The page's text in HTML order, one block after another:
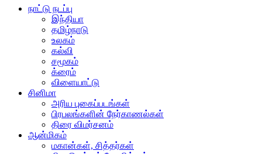
நாட்டு நடப்பு
இந்தியா
தமிழ்நாடு
உலகம்
கல்வி
சமூகம்
க்ரைம்
விளையாட்டு
சினிமா
அரிய புகைப்படங்கள்
பிரபலங்களின் நேர்காணல்கள்
திரை விமர்சனம்
ஆன்மிகம்
மகான்கள், சித்தர்கள்